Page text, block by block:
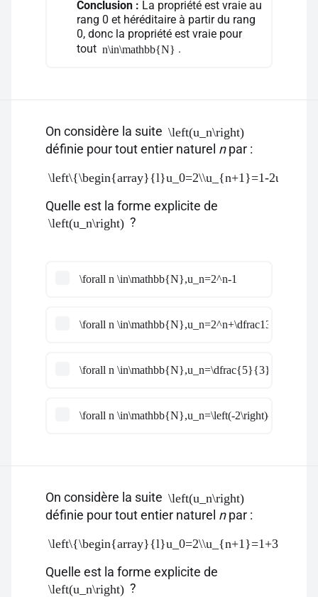
Conclusion : La propriété est vraie au
rang 0 et héréditaire à partir du rang
0, donc la propriété est vraie pour
tout n\in\mathbb{N} .
On considère la suite \left(u_n\right)
définie pour tout entier naturel npar :
\left\{\begin{array}{l}u_0=2\\u_{n+1}=1-
Quelle est la forme explicite de
\left(u_n\right) ?
\forall n \in\mathbb{N},u_n=2^n-1
\forall n \in\mathbb{N},u_n=2^n+\dfrac13
\forall n \in\mathbb{N},u_n=\dfrac{5}{3}\left(-
\forall n \in\mathbb{N},u_n=\left(-2\right)^n-
On considère la suite \left(u_n\right)
définie pour tout entier naturel npar :
Quelle est la forme explicite de
\left(u_n\right) ?